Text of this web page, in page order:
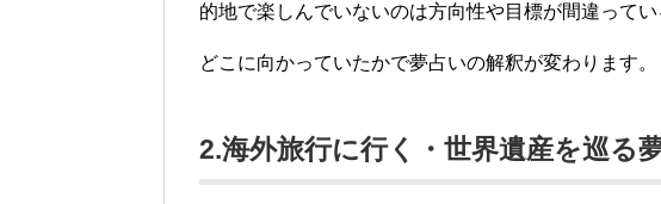
的地で楽しんでいないのは方向性や目標が間違ってい
どこに向かっていたかで夢占いの解釈が変わります。
2.海外旅行に行く・世界遺産を巡る